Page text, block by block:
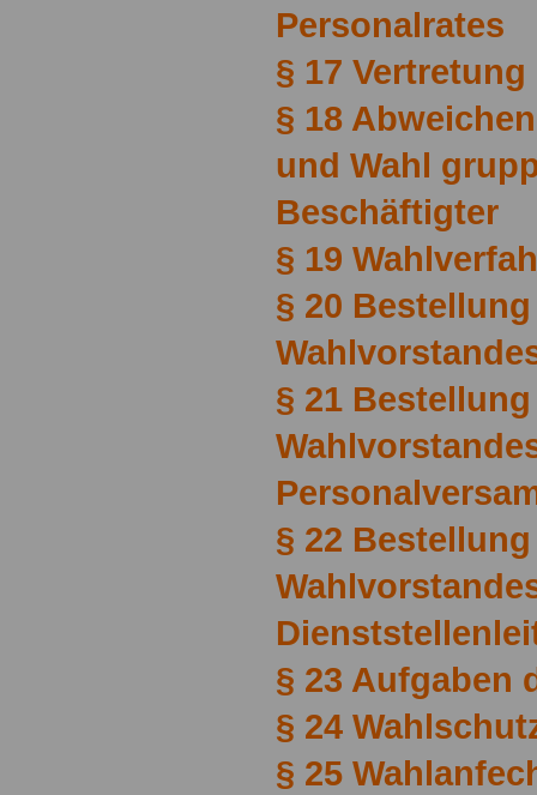
Personalrates
§ 17
§ 18
und Wahl
Beschäftigter
§ 19
§ 20
§ 21
§ 22
§ 23 Aufgaben
§ 24
§ 25